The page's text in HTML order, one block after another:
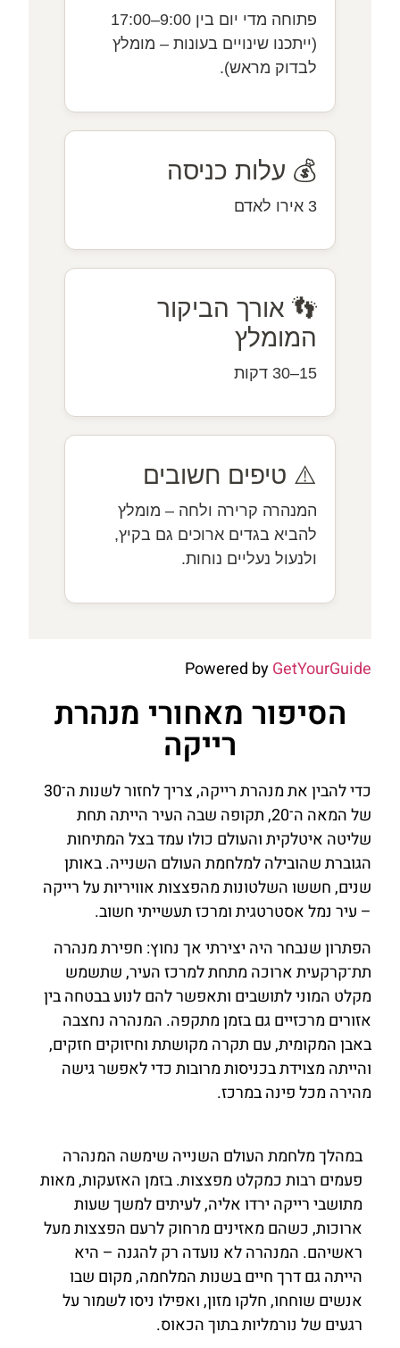
פתוחה מדי יום בין 9:00–17:00
(ייתכנו שינויים בעונות – מומלץ
לבדוק מראש).
💰 עלות כניסה
3 אירו לאדם
👣 אורך הביקור
המומלץ
15–30 דקות
⚠️ טיפים חשובים
המנהרה קרירה ולחה – מומלץ
להביא בגדים ארוכים גם בקיץ,
ולנעול נעליים נוחות.
Powered byGetYourGuide
הסיפור מאחורי מנהרת
רייקה
כדי להבין את מנהרת רייקה, צריך לחזור לשנות ה־30
של המאה ה־20, תקופה שבה העיר הייתה תחת
שליטה איטלקית והעולם כולו עמד בצל המתיחות
הגוברת שהובילה למלחמת העולם השנייה. באותן
שנים, חששו השלטונות מהפצצות אוויריות על רייקה
– עיר נמל אסטרטגית ומרכז תעשייתי חשוב.
הפתרון שנבחר היה יצירתי אך נחוץ: חפירת מנהרה
תת־קרקעית ארוכה מתחת למרכז העיר, שתשמש
מקלט המוני לתושבים ותאפשר להם לנוע בבטחה בין
אזורים מרכזיים גם בזמן מתקפה. המנהרה נחצבה
באבן המקומית, עם תקרה מקושתת וחיזוקים חזקים,
והייתה מצוידת בכניסות מרובות כדי לאפשר גישה
מהירה מכל פינה במרכז.
במהלך מלחמת העולם השנייה שימשה המנהרה
פעמים רבות כמקלט מפצצות. בזמן האזעקות, מאות
מתושבי רייקה ירדו אליה, לעיתים למשך שעות
ארוכות, כשהם מאזינים מרחוק לרעם הפצצות מעל
ראשיהם. המנהרה לא נועדה רק להגנה – היא
הייתה גם דרך חיים בשנות המלחמה, מקום שבו
אנשים שוחחו, חלקו מזון, ואפילו ניסו לשמור על
רגעים של נורמליות בתוך הכאוס.